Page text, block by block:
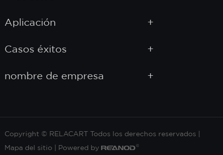
Aplicación
Casos éxitos
nombre de empresa
Copyright © RELACART Todos los derechos reservados |
Mapa del sitio | Powered by